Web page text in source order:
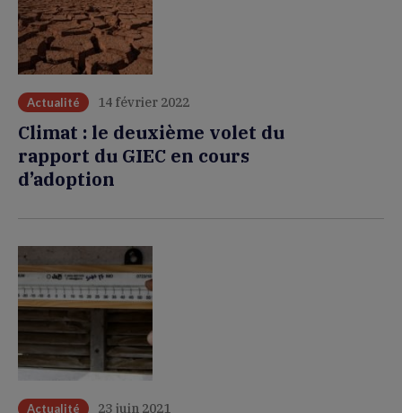
Actualité 14 février 2022
Climat : le deuxième volet du
rapport du GIEC en cours
d’adoption
Actualité 23 juin 2021